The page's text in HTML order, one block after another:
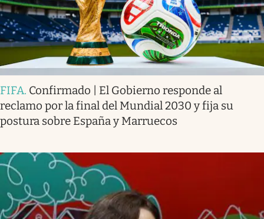
FIFA. Confirmado | El Gobierno responde al
reclamo por la final del Mundial 2030 y fija su
postura sobre España y Marruecos